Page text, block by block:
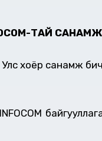
-ТАЙ САНАМЖ
хоёр санамж